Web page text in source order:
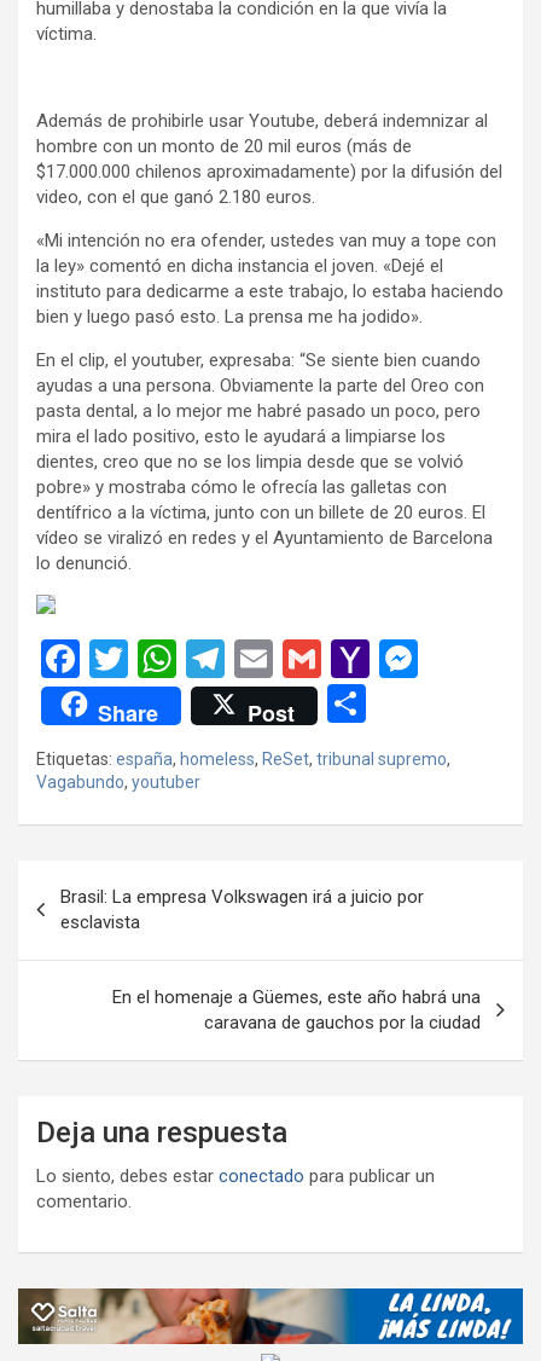
humillaba y denostaba la condición en la que vivía la
víctima.
Además de prohibirle usar Youtube, deberá indemnizar al
hombre con un monto de 20 mil euros (más de
$17.000.000 chilenos aproximadamente) por la difusión del
video, con el que ganó 2.180 euros.
«Mi intención no era ofender, ustedes van muy a tope con
la ley» comentó en dicha instancia el joven. «Dejé el
instituto para dedicarme a este trabajo, lo estaba haciendo
bien y luego pasó esto. La prensa me ha jodido».
En el clip, el youtuber, expresaba: “Se siente bien cuando
ayudas a una persona. Obviamente la parte del Oreo con
pasta dental, a lo mejor me habré pasado un poco, pero
mira el lado positivo, esto le ayudará a limpiarse los
dientes, creo que no se los limpia desde que se volvió
pobre» y mostraba cómo le ofrecía las galletas con
dentífrico a la víctima, junto con un billete de 20 euros. El
vídeo se viralizó en redes y el Ayuntamiento de Barcelona
lo denunció.
F
a
ce
b
o
k
T
wi
tt
er
W
h
at
s
A
p
T
el
e
gr
a
E
m
ail
G
m
ail
Y
o
o
ail
n
g
Share Post
o
m
p
tir
Etiquetas: españa, homeless, ReSet, tribunal supremo,
Vagabundo, youtuber
de
entradas
Brasil: La empresa Volkswagen irá a juicio por
esclavista
En el homenaje a Güemes, este año habrá una
caravana de gauchos por la ciudad
Deja una respuesta
Lo siento, debes estar conectado para publicar un
comentario.